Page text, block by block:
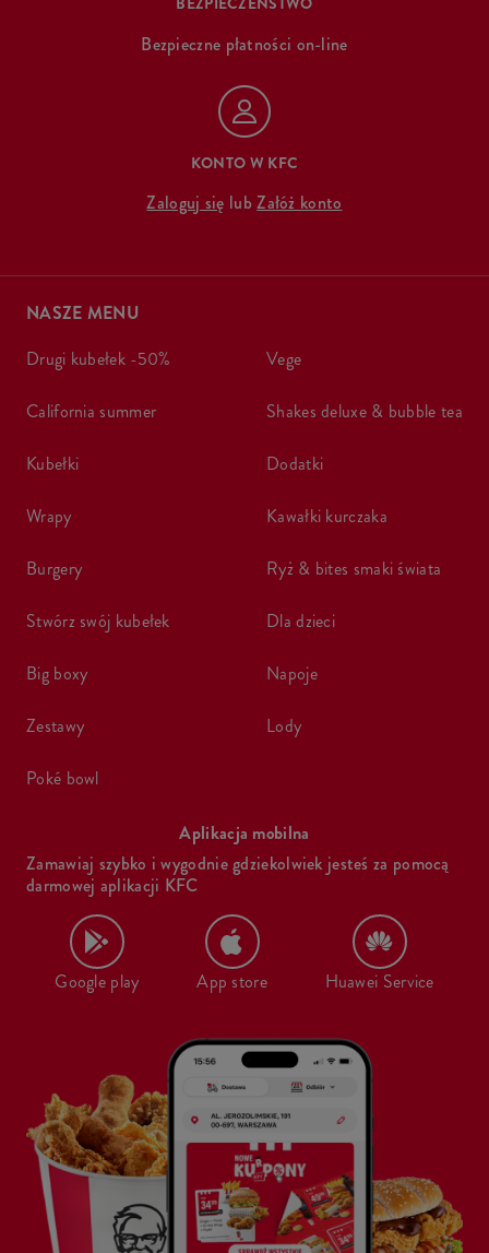
Bezpieczne płatności on-line
KONTO W KFC
Zaloguj się lubZałóż konto
NASZE MENU
drugi kubełek -50%
california summer
kubełki
wrapy
burgery
stwórz swój kubełek
big boxy
zestawy
poké bowl
vege
shakes deluxe & bubble tea
dodatki
kawałki kurczaka
ryż & bites smaki świata
dla dzieci
napoje
lody
Aplikacja mobilna
Zamawiaj szybko i wygodnie gdziekolwiek jesteś za pomocą
darmowej aplikacji KFC
Google play App store Huawei Service